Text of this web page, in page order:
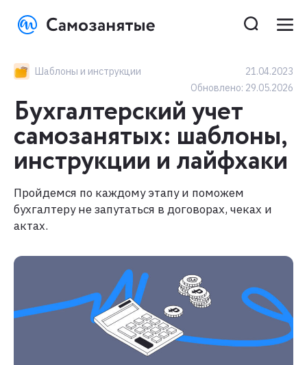
Шаблоны и инструкции
21.04.2023
Обновлено: 29.05.2026
Бухгалтерский учет
самозанятых: шаблоны,
инструкции и лайфхаки
Пройдемся по каждому этапу и поможем
бухгалтеру не запутаться в договорах, чеках и
актах.